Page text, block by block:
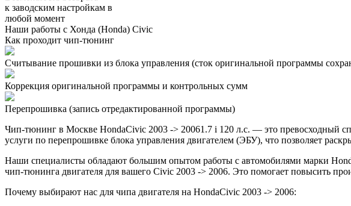
к заводским настройкам в
любой момент
Наши работы с Хонда (Honda) Civic
Как проходит чип-тюнинг
Считывание прошивки из блока управления (сток оригинальной программы
Коррекция оригинальной программы и контрольных сумм
Перепрошивка (запись отредактированной программы)
Чип-тюнинг в Москве HondaCivic 2003 -> 20061.7 i 120 л.с. — это превосходный
услуги по перепрошивке блока управления двигателем (ЭБУ), что позволяет
Наши специалисты обладают большим опытом работы с автомобилями марки
чип-тюнинга двигателя для вашего Civic 2003 -> 2006. Это помогает повысить
Почему выбирают нас для чипа двигателя на HondaCivic 2003 -> 2006: